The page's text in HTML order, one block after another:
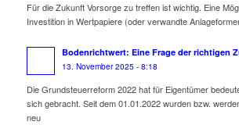
Für die Zukunft Vorsorge zu treffen ist wichtig. Eine
Investition in Wertpapiere (oder verwandte
Bodenrichtwert: Eine Frage der richtigen
13. November 2025 - 8:18
Die Grundsteuerreform 2022 hat für Eigentümer
sich gebracht. Seit dem 01.01.2022 wurden bzw.
neu